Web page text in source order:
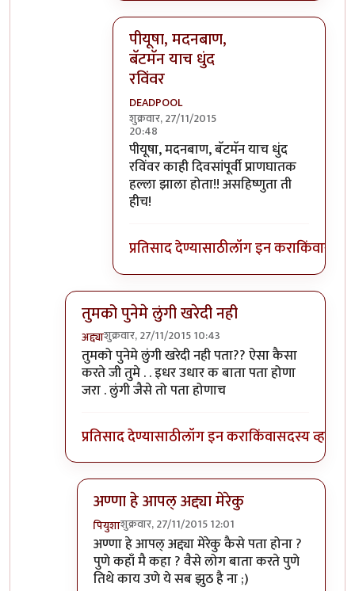
पीयूषा, मदनबाण,
बॅटमॅन याच धुंद
रविंवर
DEADPOOL
शुक्रवार, 27/11/2015
20:48
In reply toवा तुमच्यामुळे मी इतका विनोदी
पीयूषा, मदनबाण, बॅटमॅन याच धुंद
रविंवर काही दिवसांपूर्वी प्राणघातक
हल्ला झाला होता!! असहिष्णुता ती
हीच!
प्रतिसाद देण्यासाठीलॉग इन कराकिंवा
तुमको पुनेमे लुंगी खरेदी नही
अद्द्याशुक्रवार, 27/11/2015 10:43
In reply toपुणे काय ऑस्ट्रेलिया आहे काby
तुमको पुनेमे लुंगी खरेदी नही पता?? ऐसा कैसा
करते जी तुमे . . इधर उधार क बाता पता होणा
जरा . लुंगी जैसे तो पता होणाच
प्रतिसाद देण्यासाठीलॉग इन कराकिंवासदस्य व्हा
अण्णा हे आपल् अद्द्या मेरेकु
पियुशाशुक्रवार, 27/11/2015 12:01
In reply toतुमको पुनेमे लुंगी खरेदी नहीby
अण्णा हे आपल् अद्द्या मेरेकु कैसे पता होना ?
पुणे कहाँ मै कहा ? वैसे लोग बाता करते पुणे
तिथे काय उणे ये सब झुठ है ना ;)